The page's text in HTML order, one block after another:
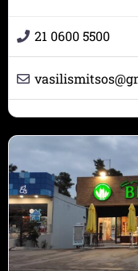
21 0600 5500
vasilismitsos@